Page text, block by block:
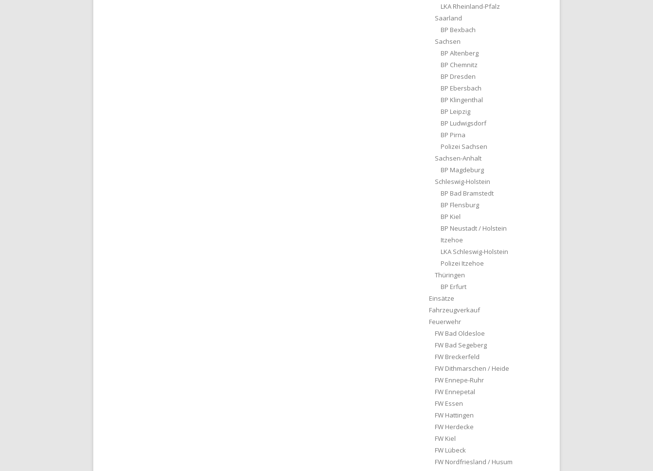
LKA Rheinland-Pfalz
Saarland
BP Bexbach
Sachsen
BP Altenberg
BP Chemnitz
BP Dresden
BP Ebersbach
BP Klingenthal
BP Leipzig
BP Ludwigsdorf
BP Pirna
Polizei Sachsen
Sachsen-Anhalt
BP Magdeburg
Schleswig-Holstein
BP Bad Bramstedt
BP Flensburg
BP Kiel
BP Neustadt / Holstein
Itzehoe
LKA Schleswig-Holstein
Polizei Itzehoe
Thüringen
BP Erfurt
Einsätze
Fahrzeugverkauf
Feuerwehr
FW Bad Oldesloe
FW Bad Segeberg
FW Breckerfeld
FW Dithmarschen / Heide
FW Ennepe-Ruhr
FW Ennepetal
FW Essen
FW Hattingen
FW Herdecke
FW Kiel
FW Lübeck
FW Nordfriesland / Husum